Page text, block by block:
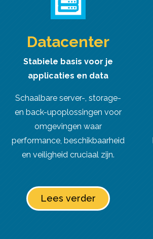
Datacenter
Stabiele basis voor je
applicaties en data
Schaalbare server-, storage-
en back-upoplossingen voor
omgevingen waar
performance, beschikbaarheid
en veiligheid cruciaal zijn.
Lees verder